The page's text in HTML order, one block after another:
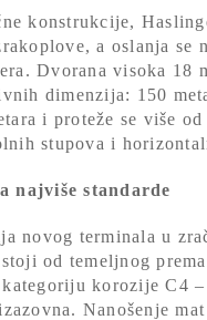
konstrukcije,
a oslanja
Dvorana visoka 18
dimenzija: 150
i proteže se više
stupova i
najviše standarde
novog terminala u
od temeljnog
korozije C4
Nanošenje